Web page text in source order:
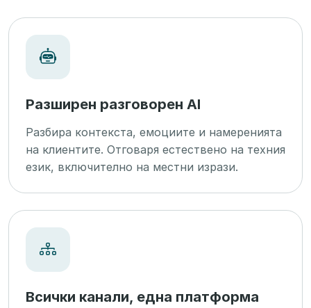
Разширен разговорен AI
Разбира контекста, емоциите и намеренията
на клиентите. Отговаря естествено на техния
език, включително на местни изрази.
Всички канали, една платформа